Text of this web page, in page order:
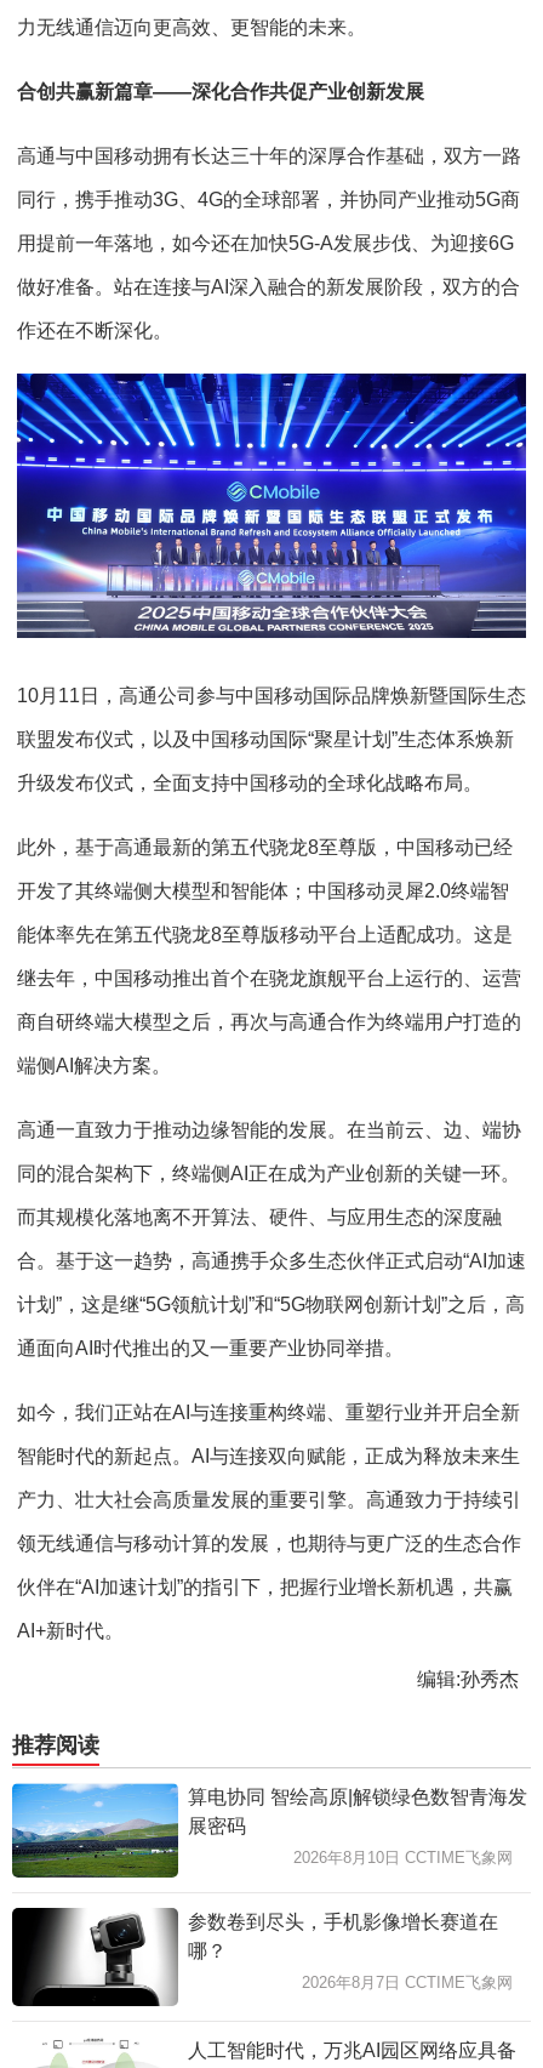
力无线通信迈向更高效、更智能的未来。
合创共赢新篇章——深化合作共促产业创新发展
高通与中国移动拥有长达三十年的深厚合作基础，双方一路
同行，携手推动3G、4G的全球部署，并协同产业推动5G商
用提前一年落地，如今还在加快5G-A发展步伐、为迎接6G
做好准备。站在连接与AI深入融合的新发展阶段，双方的合
作还在不断深化。
10月11日，高通公司参与中国移动国际品牌焕新暨国际生态
联盟发布仪式，以及中国移动国际“聚星计划”生态体系焕新
升级发布仪式，全面支持中国移动的全球化战略布局。
此外，基于高通最新的第五代骁龙8至尊版，中国移动已经
开发了其终端侧大模型和智能体；中国移动灵犀2.0终端智
能体率先在第五代骁龙8至尊版移动平台上适配成功。这是
继去年，中国移动推出首个在骁龙旗舰平台上运行的、运营
商自研终端大模型之后，再次与高通合作为终端用户打造的
端侧AI解决方案。
高通一直致力于推动边缘智能的发展。在当前云、边、端协
同的混合架构下，终端侧AI正在成为产业创新的关键一环。
而其规模化落地离不开算法、硬件、与应用生态的深度融
合。基于这一趋势，高通携手众多生态伙伴正式启动“AI加速
计划”，这是继“5G领航计划”和“5G物联网创新计划”之后，高
通面向AI时代推出的又一重要产业协同举措。
如今，我们正站在AI与连接重构终端、重塑行业并开启全新
智能时代的新起点。AI与连接双向赋能，正成为释放未来生
产力、壮大社会高质量发展的重要引擎。高通致力于持续引
领无线通信与移动计算的发展，也期待与更广泛的生态合作
伙伴在“AI加速计划”的指引下，把握行业增长新机遇，共赢
AI+新时代。
编辑:孙秀杰
推荐阅读
算电协同 智绘高原|解锁绿色数智青海发
展密码
2026年8月10日 CCTIME飞象网
参数卷到尽头，手机影像增长赛道在
哪？
2026年8月7日 CCTIME飞象网
人工智能时代，万兆AI园区网络应具备